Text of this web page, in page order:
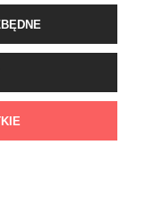
Mazowiecki | E-mail: